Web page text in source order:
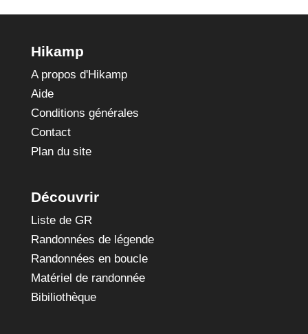
Hikamp
A propos d'Hikamp
Aide
Conditions générales
Contact
Plan du site
Découvrir
Liste de GR
Randonnées de légende
Randonnées en boucle
Matériel de randonnée
Bibiliothèque